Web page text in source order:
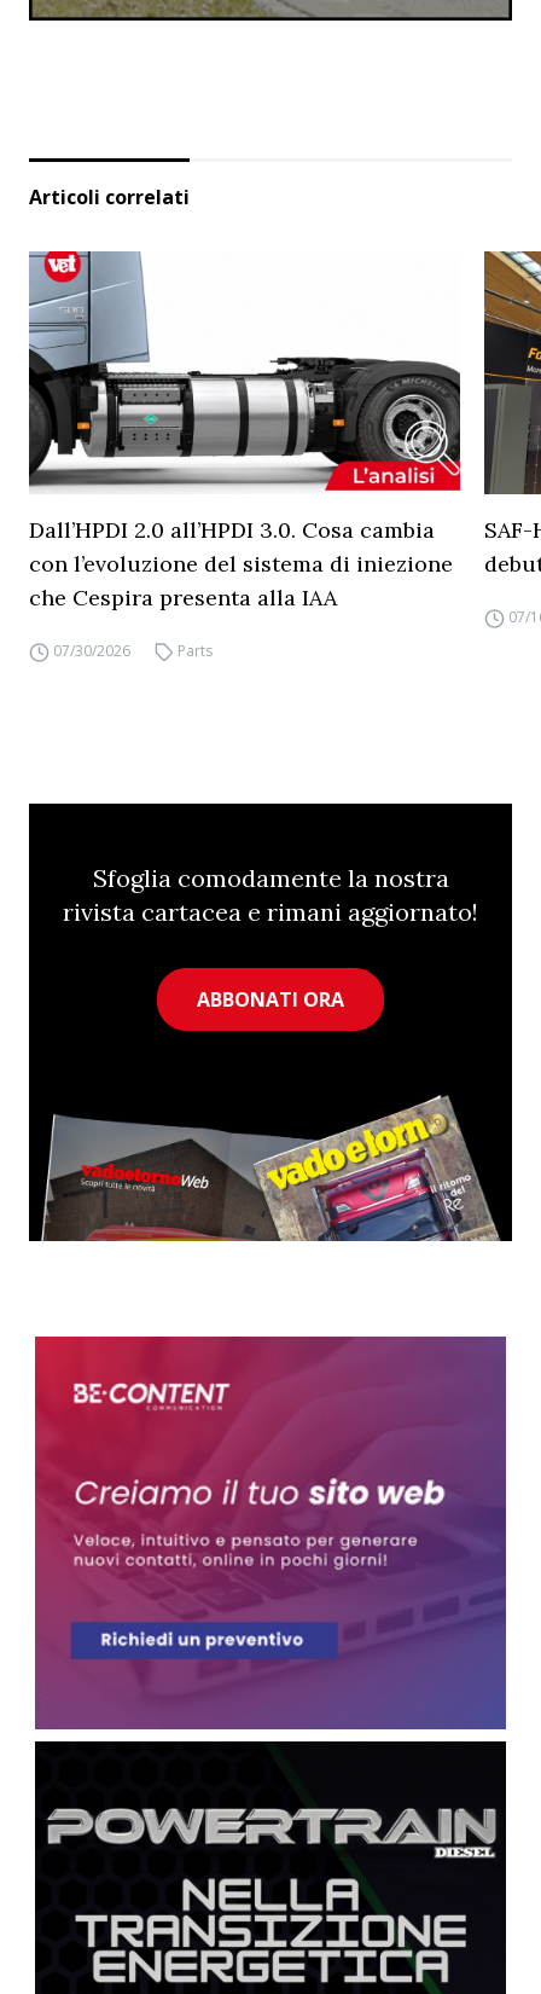
Articoli correlati
Dall’HPDI 2.0 all’HPDI 3.0. Cosa cambia
con l’evoluzione del sistema di iniezione
che Cespira presenta alla IAA
07/30/2026 Parts
07/
Sfoglia comodamente la nostra
rivista cartacea e rimani aggiornato!
ABBONATI ORA